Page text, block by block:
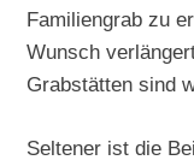
Familiengrab zu
Wunsch
Grabstätten sind
Seltener ist die